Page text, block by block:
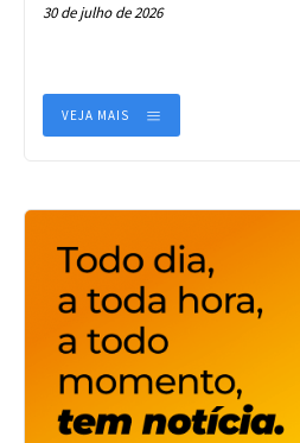
30 de julho de 2026
VEJA MAIS